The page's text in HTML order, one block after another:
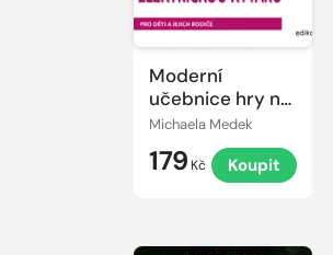
Moderní
učebnice hry na
elektrickou
Michaela Medek
179 Kč Koupit